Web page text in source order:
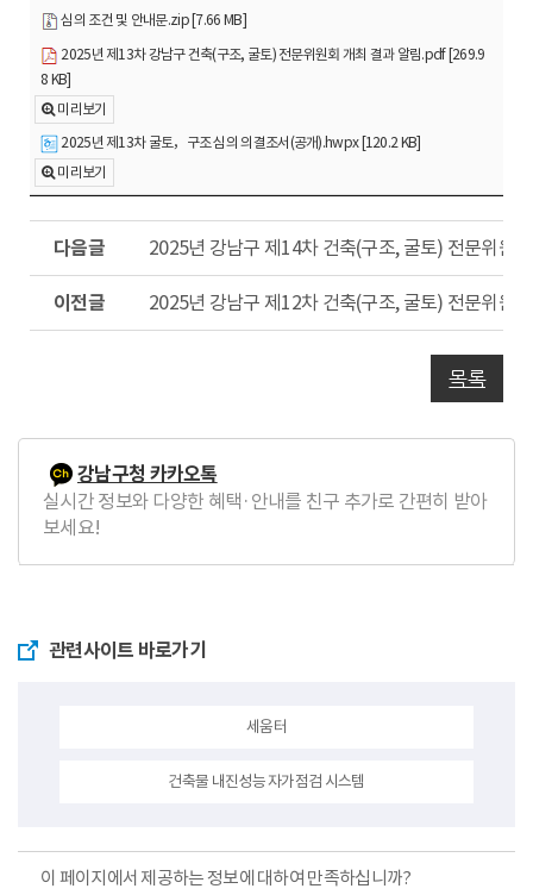
심의 조건 및 안내문.zip [7.66 MB]
2025년 제13차 강남구 건축(구조, 굴토) 전문위원회 개최 결과 알림.pdf [269.9
8 KB]
미리보기
2025년 제13차 굴토，구조 심의 의결조서(공개).hwpx [120.2 KB]
미리보기
글
2025년 강남구 제14차 건축(구조, 굴토) 전문위원
글
2025년 강남구 제12차 건축(구조, 굴토) 전문위원
목록
강남구청 카카오톡
실시간 정보와 다양한 혜택·안내를 친구 추가로 간편히 받아
보세요!
관련사이트 바로가기
세움터
건축물 내진성능 자가점검 시스템
이 페이지에서 제공하는 정보에 대하여 만족하십니까?